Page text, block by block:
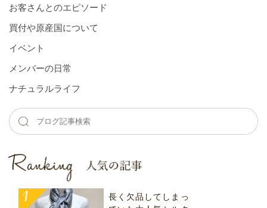
お客さんとのエピソード
買付や原産国について
イベント
メンバーの⽇常
ナチュラルライフ
長く欠品してしまっ